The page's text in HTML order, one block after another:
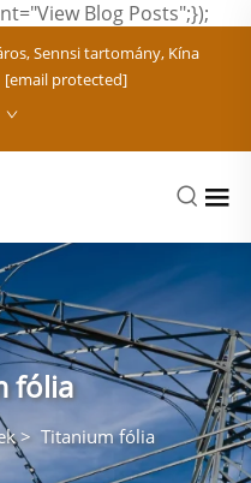
Blog Posts";});
Sennsi tartomány, Kína
[email protected]
fólia
> Titanium fólia